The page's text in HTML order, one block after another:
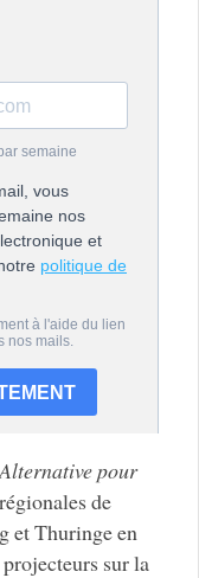
Alternative pour
de
et Thuringe en
sur la